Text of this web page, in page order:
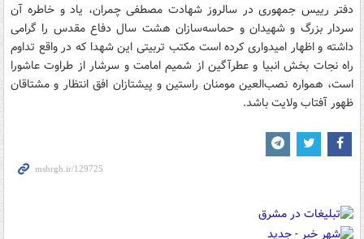
دفتر رییس جمهوری در سالروز شهادت مصطفی چمران، یاد و خاطره آن
سردار بزرگ و شهیدان و حماسه‌سازان هشت سال دفاع مقدس را گرامی
داشته و اظهار امیدواری كرده است مكتب تربیتی این شهدا كه در واقع تداوم
راه نجات بخش انبیا و عطرآگین از شمیم امامت و سرشار از طراوت عاشورا
است، همواره نصب‌العین مومنان راستین و پیشتازان افق انتظار و مشتاقان
ظهور آفتاب ولایت باشد.